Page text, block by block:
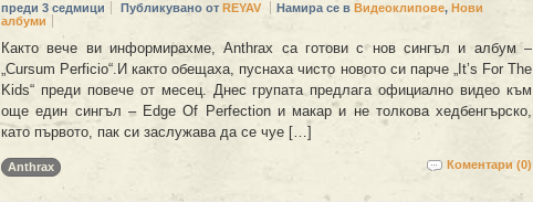
преди 3 седмици Публикувано от REYAV Намира се в Видеоклипове, Нови
албуми
Както вече ви информирахме, Anthrax са готови с нов сингъл и албум –
„Cursum Perficio“.И както обещаха, пуснаха чисто новото си парче „It’s For The
Kids“ преди повече от месец. Днес групата предлага официално видео към
още един сингъл – Edge Of Pеrfection и макар и не толкова хедбенгърско,
като първото, пак си заслужава да се чуе […]
Коментари (0)
Anthrax